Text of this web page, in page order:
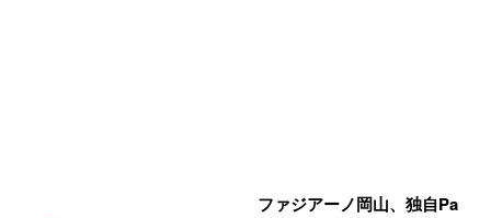
ファジアーノ岡山、独自Pa